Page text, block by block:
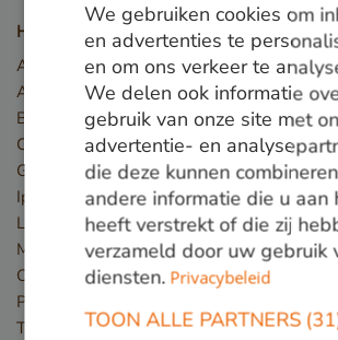
Houtsoorten
Angelim Vermelho
Azobé
Basralocus
Cumaru
Guariuba
Ipé
Louro preto
Massaranduba
Okan
Piquia
Tali
We gebruiken cookies om
en advertenties te
en om ons verkeer te
We delen ook informatie
gebruik van onze site met
advertentie- en
die deze kunnen
andere informatie die u aan
heeft verstrekt of die zij
verzameld door uw gebruik
diensten. Privacybeleid
TOON ALLE PARTNERS